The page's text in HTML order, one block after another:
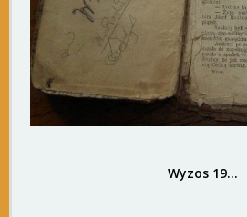
Wyzos 19…